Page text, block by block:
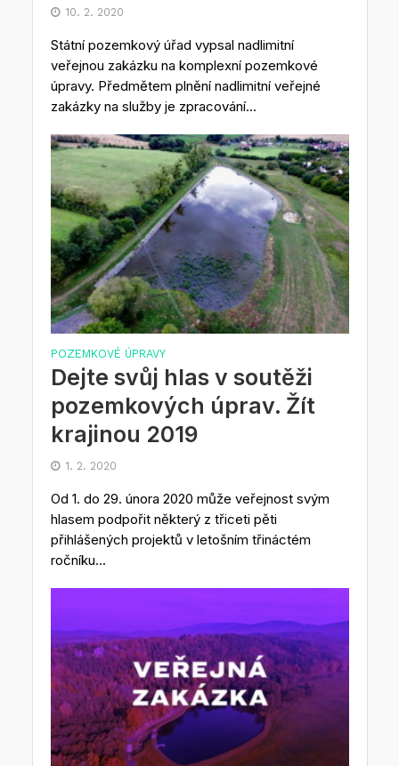
10. 2. 2020
Státní pozemkový úřad vypsal nadlimitní
veřejnou zakázku na komplexní pozemkové
úpravy. Předmětem plnění nadlimitní veřejné
zakázky na služby je zpracování...
POZEMKOVÉ ÚPRAVY
Dejte svůj hlas v soutěži
pozemkových úprav. Žít
krajinou 2019
1. 2. 2020
Od 1. do 29. února 2020 může veřejnost svým
hlasem podpořit některý z třiceti pěti
přihlášených projektů v letošním třináctém
ročníku...